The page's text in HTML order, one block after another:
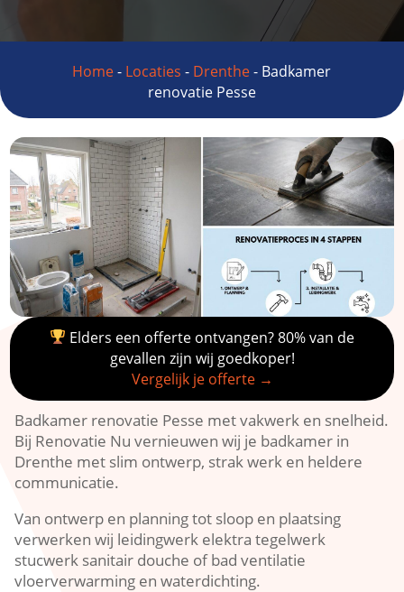
Home- Locaties - Drenthe- Badkamer
renovatie Pesse
Elders een offerte ontvangen? 80% van de
gevallen zijn wij goedkoper!
Vergelijk je offerte →
Badkamer renovatie Pesse met vakwerk en snelheid.
Bij Renovatie Nu vernieuwen wij je badkamer in
Drenthe met slim ontwerp, strak werk en heldere
communicatie.
Van ontwerp en planning tot sloop en plaatsing
verwerken wij leidingwerk elektra tegelwerk
stucwerk sanitair douche of bad ventilatie
vloerverwarming en waterdichting.